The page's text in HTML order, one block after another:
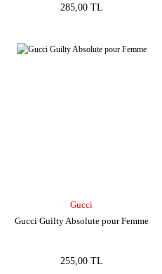
285,00 TL
Gucci
Gucci Guilty Absolute pour Femme
255,00 TL